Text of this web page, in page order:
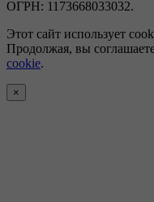
ОГРН: 1173668033032.
Этот сайт использует
Продолжая, вы
cookie.
×